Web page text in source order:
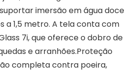
imersão em água doce
a 1,5 metro. A tela conta com
7i, que oferece o dobro de
e arranhões.Proteção
completa contra poeira,